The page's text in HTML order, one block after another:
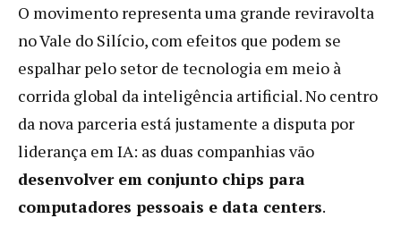
O movimento representa uma grande reviravolta
no Vale do Silício, com efeitos que podem se
espalhar pelo setor de tecnologia em meio à
corrida global da inteligência artificial. No centro
da nova parceria está justamente a disputa por
liderança em IA: as duas companhias vão
desenvolver em conjunto chips para
computadores pessoais e data centers.